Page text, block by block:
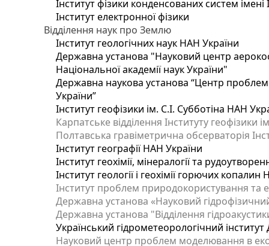
Інститут фізики конденсованих систем
Інститут електронної фізики
Відділення наук про Землю
Інститут геологічних наук НАН України
Державна установа "Науковий центр
Національної академії наук України"
Державна наукова установа “Центр проблем
України”
Інститут геофізики ім. С.І. Субботіна НАН
Карпатське відділення Інституту геофізики
Полтавська гравіметрична обсерваторія
Інститут географії НАН України
Інститут геохімії, мінералогії та
Інститут геології і геохімії горючих
Інститут проблем природокористування та
Державна установа «Науковий
Державна установа "Відділення
Український гідрометеорологічний
Науковий центр проблем моделювання в